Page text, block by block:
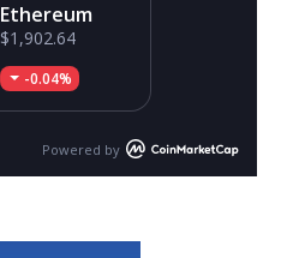
Ethereum
$1,902.64
-0.04%
Powered by